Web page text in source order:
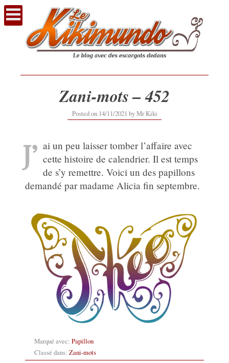
Voir
contenu
Zani-mots – 452
Posted on 14/11/2021 14/11/2021
byMr Kiki
J’ ai un peu laisser tomber l’affaire avec
cette histoire de calendrier. Il est temps
de s’y remettre. Voici un des papillons
demandé par madame Alicia fin septembre.
Marqué avec: Papillon
Classé dans: Zani-mots